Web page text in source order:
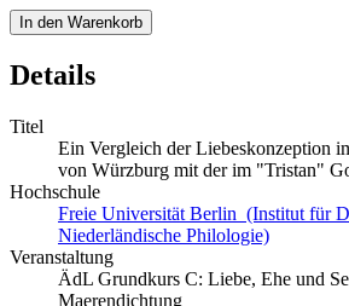
In den Warenkorb
Details
Titel
Ein Vergleich der Liebeskonzeption
von Würzburg mit der im "Tristan"
Hochschule
Freie Universität Berlin (Institut für
Niederländische Philologie)
Veranstaltung
ÄdL Grundkurs C: Liebe, Ehe und
Maerendichtung